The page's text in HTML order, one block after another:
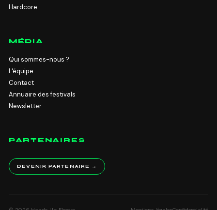
Hardcore
MÉDIA
Qui sommes-nous ?
L'équipe
Contact
Annuaire des festivals
Newsletter
PARTENAIRES
DEVENIR PARTENAIRE →